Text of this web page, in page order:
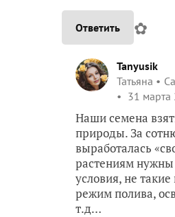
Ответить ✿
Tanyusik
Татьяна
31
Наши семена
природы. За
выработалась
растениям нужны
условия, не
режим полива,
т.д…